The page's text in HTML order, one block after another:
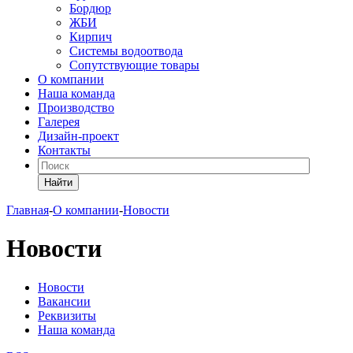
Бордюр
ЖБИ
Кирпич
Системы водоотвода
Сопутствующие товары
О компании
Наша команда
Производство
Галерея
Дизайн-проект
Контакты
Найти
Главная-О компании-Новости
Новости
Новости
Вакансии
Реквизиты
Наша команда